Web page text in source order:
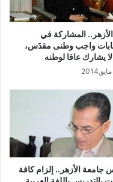
الحميد
محافظة
فرج
المشاركة في
واجب وطنى مقدَس،
يشارك عاقا لوطنه
جامعة الأزهر.. إلزام كافة